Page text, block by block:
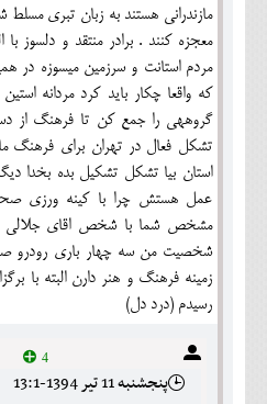
مازندرانی هستند به زبان تبری مسلط
معجزه کنند . برادر منتقد و دلسوز
مردم استانت و سرزمین میسوزه در
که واقعا چکار باید کرد مردانه
تشکل فعال در تهران برای فرهنگ
استان بیا تشکل تشکیل بده بخدا
عمل هستش چرا با کینه ورزی
مشخص شما با شخص اقای جلالی
شخصیت من سه چهار باری رودرو
زمینه فرهنگ و هنر دارن البته با
رسیدم (درد دل)
4
پنجشنبه 11 تير 1394-13:1